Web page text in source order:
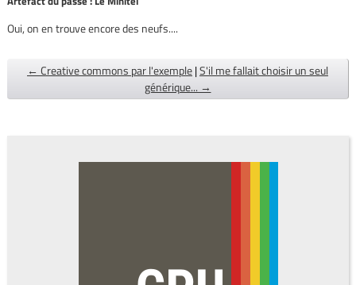
Oui, on en trouve encore des neufs....
← Creative commons par l'exemple|S'il me fallait choisir un seul
générique... →